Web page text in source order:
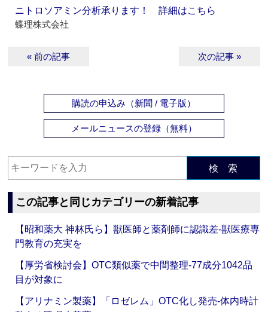
ニトロソアミン分析承ります！ 詳細はこちら
蝶理株式会社
« 前の記事 次の記事 »
購読の申込み（新聞 / 電子版）
メールニュースの登録（無料）
検 索
この記事と同じカテゴリーの新着記事
【昭和薬大 神林氏ら】獣医師と薬剤師に認識差‐獣医療専
門教育の充実を
【厚労省検討会】OTC類似薬で中間整理‐77成分1042品
目が対象に
【アリナミン製薬】「ロゼレム」OTC化し発売‐体内時計